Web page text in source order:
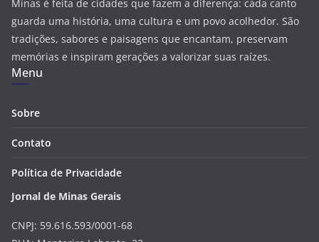
Minas é feita de cidades que fazem a diferença: cada canto
guarda uma história, uma cultura e um povo acolhedor. São
tradições, sabores e paisagens que encantam, preservam
memórias e inspiram gerações a valorizar suas raízes.
Menu
Sobre
Contato
Política de Privacidade
Jornal de Minas Gerais
CNPJ: 59.616.593/0001-68